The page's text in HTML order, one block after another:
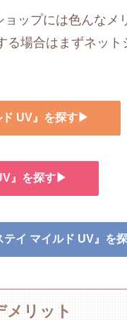
ップには色んなメ
場合はまずネット
ド UV』を探す▶
』を探す▶
テイ マイルド UV』を
メリット